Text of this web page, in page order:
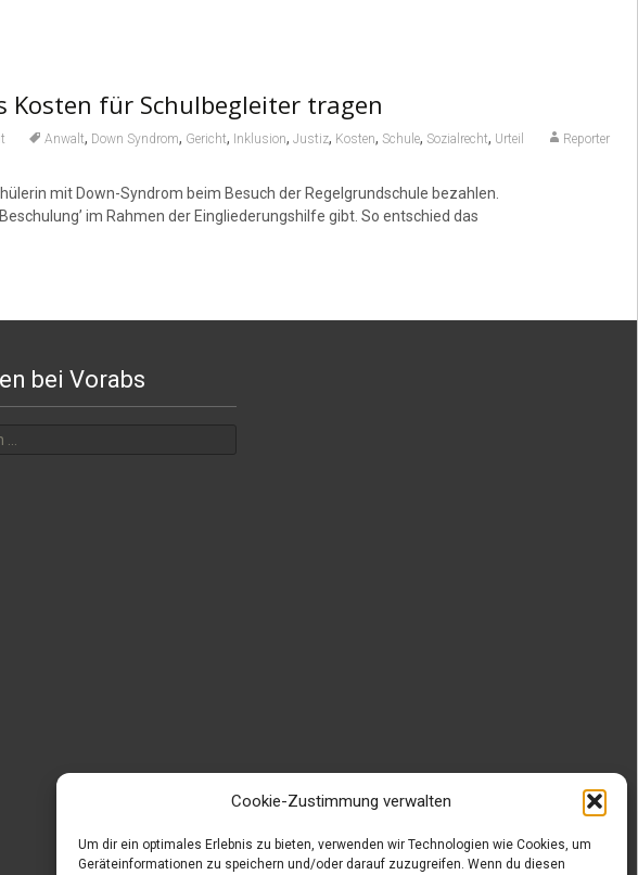
Cookie-Zustimmung verwalten
Um dir ein optimales Erlebnis zu bieten, verwenden wir Technologien wie Cookies, um
Geräteinformationen zu speichern und/oder darauf zuzugreifen. Wenn du diesen
Kosten für Schulbegleiter tragen
Anwalt, Down Syndrom, Gericht, Inklusion, Justiz, Kosten, Schule, Sozialrecht, Urteil Reporter
mit Down-Syndrom beim Besuch der Regelgrundschule bezahlen.
im Rahmen der Eingliederungshilfe gibt. So entschied das
bei Vorabs